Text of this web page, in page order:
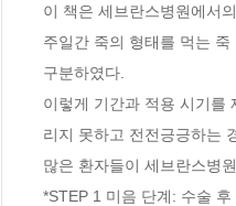
이 책은 세브란스병원에서
주일간 죽의 형태를 먹는
구분하였다.
이렇게 기간과 적용 시기를
리지 못하고 전전긍긍하는
많은 환자들이 세브란스병
*STEP 1 미음 단계: 수술